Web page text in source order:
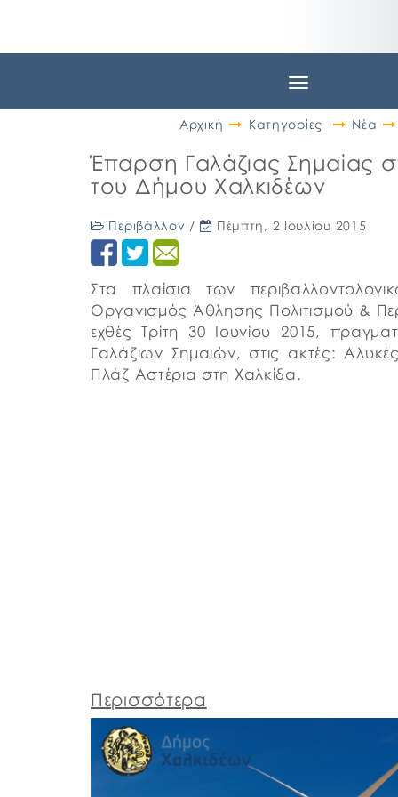
Toggle
Αρχική
Κατηγορίες Νέα
Έπαρση Γαλάζιας Σημαίας
του Δήμου Χαλκιδέων
Περιβάλλον / Πέμπτη, 2 Ιουλίου 2015
Στα πλαίσια των
Οργανισμός Άθλησης Πολιτισμού &
εχθές Τρίτη 30 Ιουνίου 2015,
Γαλάζιων Σημαιών, στις ακτές:
Πλάζ Αστέρια στη Χαλκίδα.
Περισσότερα